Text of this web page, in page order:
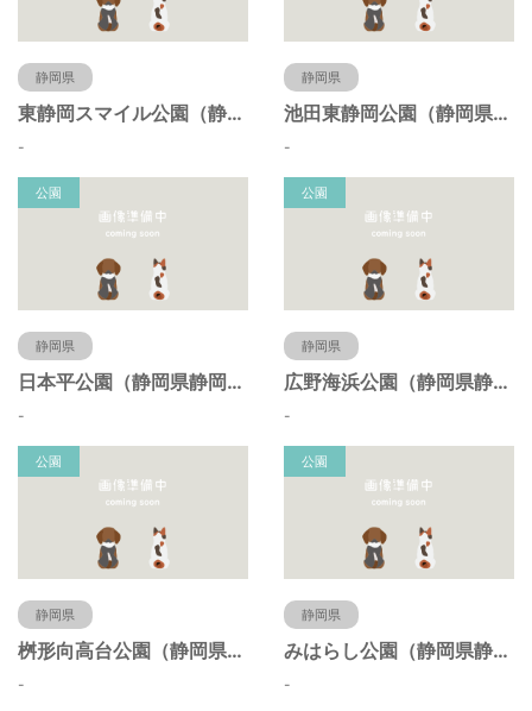
静岡県
東静岡スマイル公園（静岡県静岡市）
-
静岡県
池田東静岡公園（静岡県静岡市）
-
公園
静岡県
日本平公園（静岡県静岡市）
-
公園
静岡県
広野海浜公園（静岡県静岡市）
-
公園
静岡県
桝形向高台公園（静岡県静岡市）
-
公園
静岡県
みはらし公園（静岡県静岡市）
-